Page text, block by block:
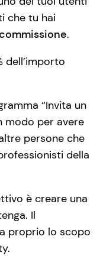
che tu hai
.
dell’importo
“Invita un
modo per avere
persone che
della
è creare una
Il
proprio lo scopo